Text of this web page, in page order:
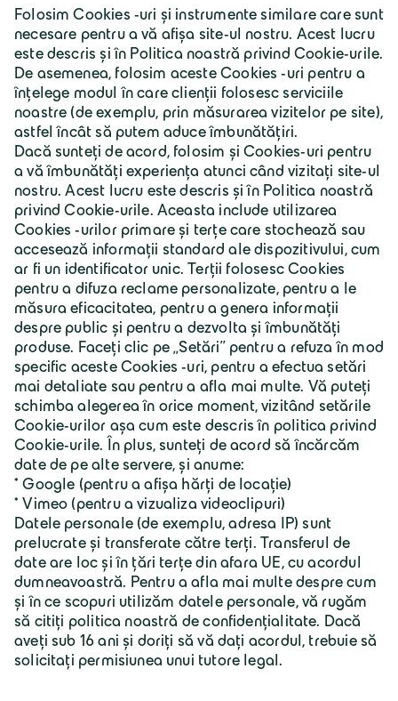
România | Lb. română
Grupul Geiger
Despre Geiger
Carieră
Geiger Group Romania S.R.L.
B-dul Primaverii Nr. 47-49, etaj 1, ap 3, Sector 1
CP 011973 Bucureşti
0265-306412 / 20
office@geiger.ro